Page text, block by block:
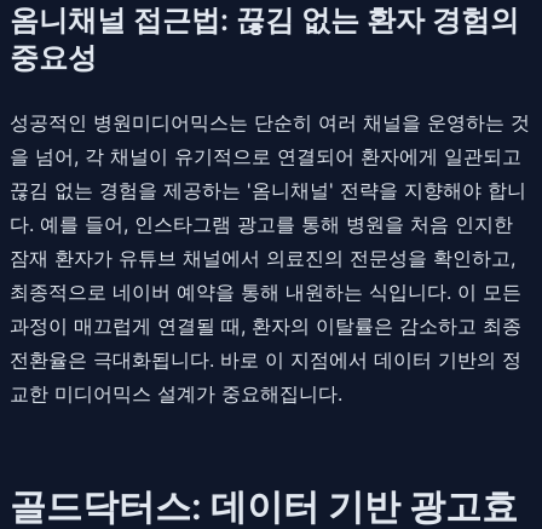
옴니채널 접근법: 끊김 없는 환자 경험의
중요성
성공적인 병원미디어믹스는 단순히 여러 채널을 운영하는 것
을 넘어, 각 채널이 유기적으로 연결되어 환자에게 일관되고
끊김 없는 경험을 제공하는 '옴니채널' 전략을 지향해야 합니
다. 예를 들어, 인스타그램 광고를 통해 병원을 처음 인지한
잠재 환자가 유튜브 채널에서 의료진의 전문성을 확인하고,
최종적으로 네이버 예약을 통해 내원하는 식입니다. 이 모든
과정이 매끄럽게 연결될 때, 환자의 이탈률은 감소하고 최종
전환율은 극대화됩니다. 바로 이 지점에서 데이터 기반의 정
교한 미디어믹스 설계가 중요해집니다.
골드닥터스: 데이터 기반 광고효